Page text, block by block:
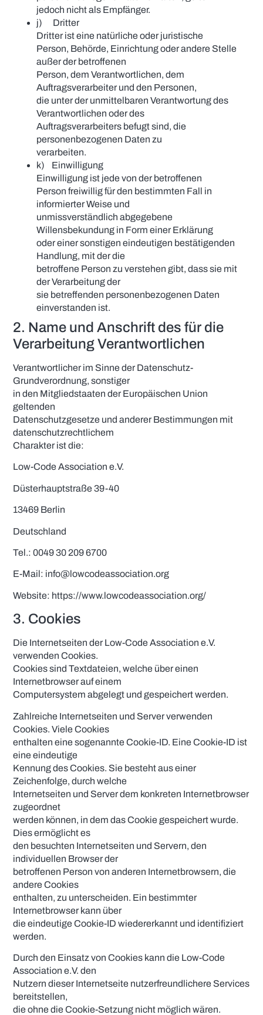
jedoch nicht als Empfänger.
j) Dritter
Dritter ist eine natürliche oder juristische
Person, Behörde, Einrichtung oder andere Stelle
außer der betroffenen
Person, dem Verantwortlichen, dem
Auftragsverarbeiter und den Personen,
die unter der unmittelbaren Verantwortung des
Verantwortlichen oder des
Auftragsverarbeiters befugt sind, die
personenbezogenen Daten zu
verarbeiten.
k) Einwilligung
Einwilligung ist jede von der betroffenen
Person freiwillig für den bestimmten Fall in
informierter Weise und
unmissverständlich abgegebene
Willensbekundung in Form einer Erklärung
oder einer sonstigen eindeutigen bestätigenden
Handlung, mit der die
betroffene Person zu verstehen gibt, dass sie mit
der Verarbeitung der
sie betreffenden personenbezogenen Daten
einverstanden ist.
2. Name und Anschrift des für die
Verarbeitung Verantwortlichen
Verantwortlicher im Sinne der Datenschutz-
Grundverordnung, sonstiger
in den Mitgliedstaaten der Europäischen Union
geltenden
Datenschutzgesetze und anderer Bestimmungen mit
datenschutzrechtlichem
Charakter ist die:
Low-Code Association e.V.
Düsterhauptstraße 39-40
13469 Berlin
Deutschland
Tel.: 0049 30 209 6700
E-Mail: info@lowcodeassociation.org
Website: https://www.lowcodeassociation.org/
3. Cookies
Die Internetseiten der Low-Code Association e.V.
verwenden Cookies.
Cookies sind Textdateien, welche über einen
Internetbrowser auf einem
Computersystem abgelegt und gespeichert werden.
Zahlreiche Internetseiten und Server verwenden
Cookies. Viele Cookies
enthalten eine sogenannte Cookie-ID. Eine Cookie-ID ist
eine eindeutige
Kennung des Cookies. Sie besteht aus einer
Zeichenfolge, durch welche
Internetseiten und Server dem konkreten Internetbrowser
zugeordnet
werden können, in dem das Cookie gespeichert wurde.
Dies ermöglicht es
den besuchten Internetseiten und Servern, den
individuellen Browser der
betroffenen Person von anderen Internetbrowsern, die
andere Cookies
enthalten, zu unterscheiden. Ein bestimmter
Internetbrowser kann über
die eindeutige Cookie-ID wiedererkannt und identifiziert
werden.
Durch den Einsatz von Cookies kann die Low-Code
Association e.V. den
Nutzern dieser Internetseite nutzerfreundlichere Services
bereitstellen,
die ohne die Cookie-Setzung nicht möglich wären.